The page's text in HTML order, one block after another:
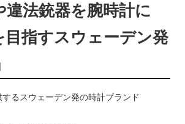
違法銃器を腕時計に
目指すスウェーデン発
るスウェーデン発の時計ブランド